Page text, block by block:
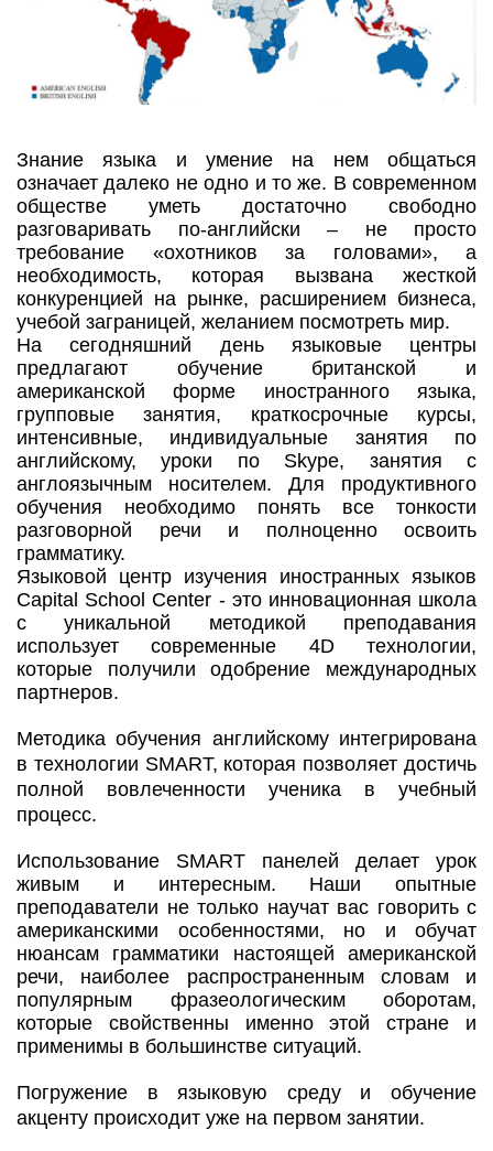
Знание языка и умение на нем общаться
означает далеко не одно и то же. В современном
обществе уметь достаточно свободно
разговаривать по-английски – не просто
требование «охотников за головами», а
необходимость, которая вызвана жесткой
конкуренцией на рынке, расширением бизнеса,
учебой заграницей, желанием посмотреть мир.
На сегодняшний день языковые центры
предлагают обучение британской и
американской форме иностранного языка,
групповые занятия, краткосрочные курсы,
интенсивные, индивидуальные занятия по
английскому, уроки по Skype, занятия с
англоязычным носителем. Для продуктивного
обучения необходимо понять все тонкости
разговорной речи и полноценно освоить
грамматику.
Языковой центр изучения иностранных языков
Capital School Center - это инновационная школа
с уникальной методикой преподавания
использует современные 4D технологии,
которые получили одобрение международных
партнеров.
Методика обучения английскому интегрирована
в технологии SMART, которая позволяет достичь
полной вовлеченности ученика в учебный
процесс.
Использование SMART панелей делает урок
живым и интересным. Наши опытные
преподаватели не только научат вас говорить с
американскими особенностями, но и обучат
нюансам грамматики настоящей американской
речи, наиболее распространенным словам и
популярным фразеологическим оборотам,
которые свойственны именно этой стране и
применимы в большинстве ситуаций.
Погружение в языковую среду и обучение
акценту происходит уже на первом занятии.